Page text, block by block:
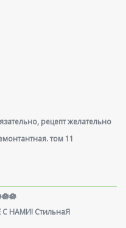
рецепт желательно
том 11
НАМИ! СтильнаЯ